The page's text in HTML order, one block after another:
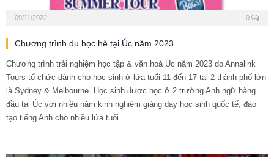
09/11/2022 0
Chương trình du học hè tại Úc năm 2023
Chương trình trải nghiệm học tập & văn hoá Úc năm 2023 do Annalink
Tours tổ chức dành cho học sinh ở lứa tuổi 11 đến 17 tại 2 thành phố lớn
là Sydney & Melbourne. Học sinh được học ở 2 trường Anh ngữ hàng
đầu tại Úc với nhiều năm kinh nghiệm giảng dạy học sinh quốc tế, đào
tạo tiếng Anh cho nhiều lứa tuổi.